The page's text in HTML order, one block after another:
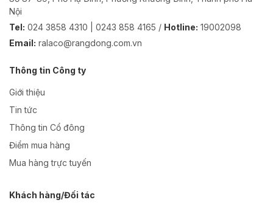
Nội
Tel: 024 3858 4310 | 0243 858 4165 / Hotline: 19002098
Email: ralaco@rangdong.com.vn
Thông tin Công ty
Giới thiệu
Tin tức
Thông tin Cổ đông
Điểm mua hàng
Mua hàng trực tuyến
Khách hàng/Đối tác